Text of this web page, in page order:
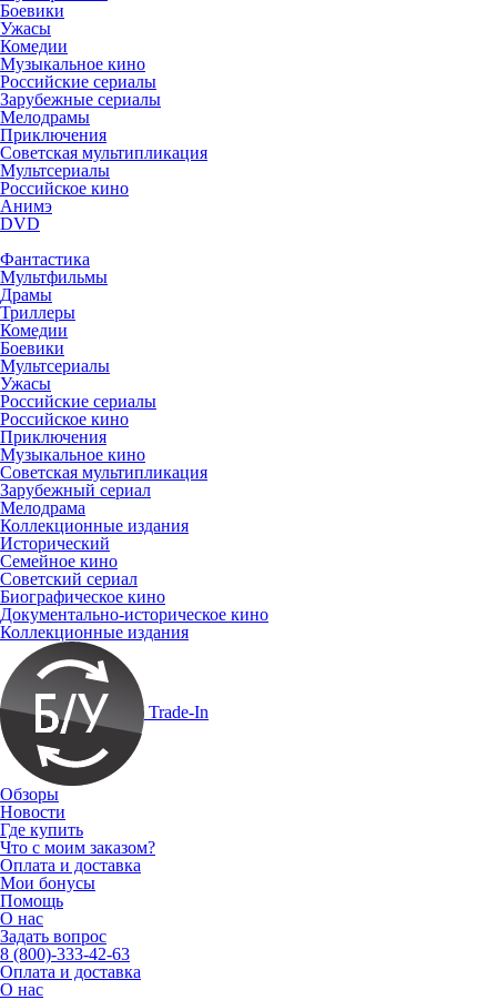
Боевики
Ужасы
Комедии
Музыкальное кино
Российские сериалы
Зарубежные сериалы
Мелодрамы
Приключения
Советская мультипликация
Мультсериалы
Российское кино
Анимэ
DVD
Фантастика
Мультфильмы
Драмы
Триллеры
Комедии
Боевики
Мультсериалы
Ужасы
Российские сериалы
Российское кино
Приключения
Музыкальное кино
Советская мультипликация
Зарубежный сериал
Мелодрама
Коллекционные издания
Исторический
Семейное кино
Советский сериал
Биографическое кино
Документально-историческое кино
Коллекционные издания
Trade-In
Обзоры
Новости
Где купить
Что с моим заказом?
Оплата и доставка
Мои бонусы
Помощь
О нас
Задать вопрос
8 (800)-333-42-63
Оплата и доставка
О нас